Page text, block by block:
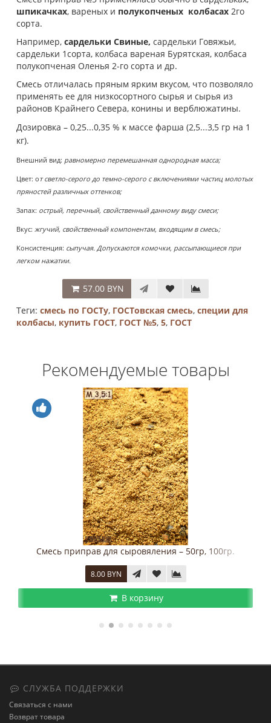
шпикачках, вареных и полукопченых колбасах 2го
сорта.
Например, сардельки Свиные, сардельки Говяжьи,
сардельки 1сорта, колбаса вареная Бурятская, колбаса
полукопченая Оленья 2-го сорта и др.
Смесь отличалась пряным ярким вкусом, что позволяло
применять ее для низкосортного сырья и сырья из
районов Крайнего Севера, конины и верблюжатины.
Дозировка – 0,25...0,35 % к массе фарша (2,5...3,5 гр на 1
кг).
Внешний вид: равномерно перемешанная однородная масса;
Цвет: от светло-серого до темно-серого с включениями частиц молотых
пряностей различных оттенков;
Запах: острый, перечный, свойственный данному виду смеси;
Вкус: жгучий, свойственный компонентам, входящим в смесь;
Консистенция: сыпучая. Допускаются комочки, рассыпающиеся при
легком нажатии.
57.00 BYN
Теги: смесь по ГОСТу, ГОСТовская смесь, специи для
колбасы, купить ГОСТ, ГОСТ №5, 5, ГОСТ
Рекомендуемые товары
Смесь приправ для сыровяления – 50гр, 100гр.
8.00 BYN
В корзину
СЛУЖБА ПОДДЕРЖКИ
Связаться с нами
Возврат товара